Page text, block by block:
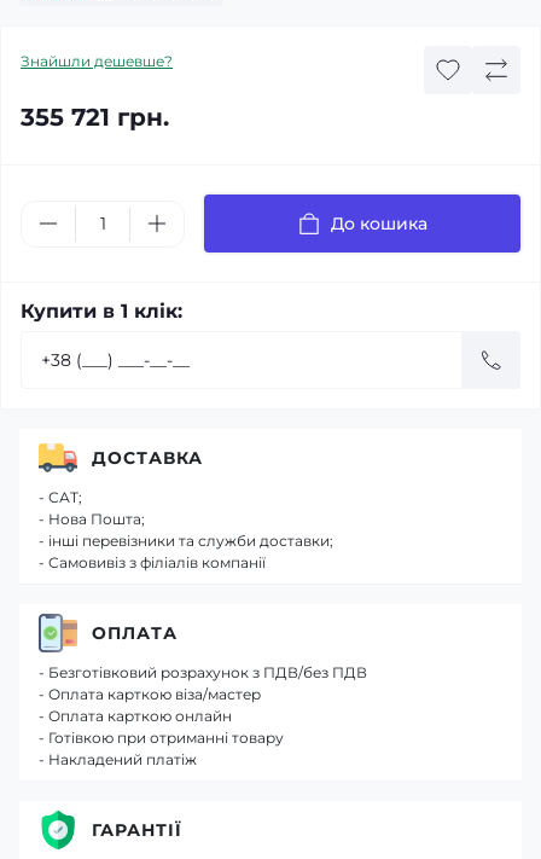
Знайшли дешевше?
355 721 грн.
До кошика
Купити в 1 клік:
ДОСТАВКА
- САТ;
- Нова Пошта;
- інші перевізники та служби доставки;
- Самовивіз з філіалів компанії
ОПЛАТА
- Безготівковий розрахунок з ПДВ/без ПДВ
- Оплата карткою віза/мастер
- Оплата карткою онлайн
- Готівкою при отриманні товару
- Накладений платіж
ГАРАНТІЇ